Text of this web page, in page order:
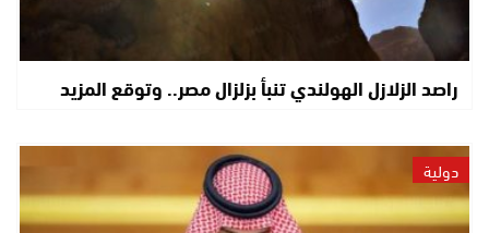
راصد الزلازل الهولندي تنبأ بزلزال مصر.. وتوقع المزيد
دولية